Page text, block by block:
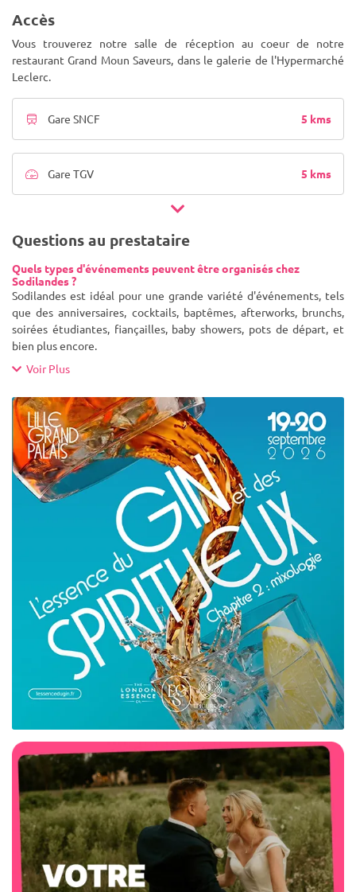
Accès
Vous trouverez notre salle de réception au coeur de notre
restaurant Grand Moun Saveurs, dans le galerie de l'Hypermarché
Leclerc.
Gare SNCF 5 kms
Gare TGV 5 kms
Questions au prestataire
Quels types d'événements peuvent être organisés chez
Sodilandes ?
Sodilandes est idéal pour une grande variété d'événements, tels
que des anniversaires, cocktails, baptêmes, afterworks, brunchs,
soirées étudiantes, fiançailles, baby showers, pots de départ, et
bien plus encore.
Voir Plus